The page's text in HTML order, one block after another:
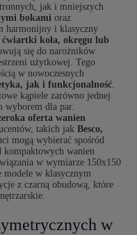
jak i mniejszych
bokami oraz
harmonijny i klasyczny
ćwiartki koła, okręgu lub
się do narożników
użytkowej. Tego
w nowoczesnych
jak i funkcjonalność.
kąpiele zarówno jednej
wyborem dla par.
oferta wanien
takich jakBesco,
mogą wybierać spośród
wanien
w wymiarze 150x150
modele w klasycznym
z czarną obudową, które
w